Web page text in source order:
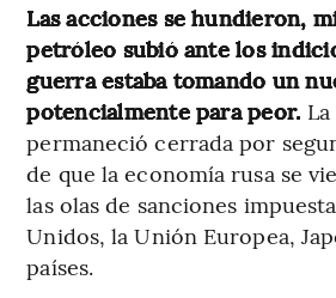
Las acciones se hundieron,
petróleo subió ante los
guerra estaba tomando un
potencialmente para peor.
permaneció cerrada por
de que la economía rusa se
las olas de sanciones
Unidos, la Unión Europea,
países.